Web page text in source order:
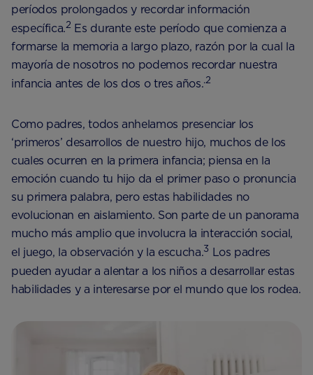
períodos prolongados y recordar información
específica.2 Es durante este período que comienza a
formarse la memoria a largo plazo, razón por la cual la
mayoría de nosotros no podemos recordar nuestra
infancia antes de los dos o tres años..2
Como padres, todos anhelamos presenciar los
‘primeros’ desarrollos de nuestro hijo, muchos de los
cuales ocurren en la primera infancia; piensa en la
emoción cuando tu hijo da el primer paso o pronuncia
su primera palabra, pero estas habilidades no
evolucionan en aislamiento. Son parte de un panorama
mucho más amplio que involucra la interacción social,
el juego, la observación y la escucha.3 Los padres
pueden ayudar a alentar a los niños a desarrollar estas
habilidades y a interesarse por el mundo que los rodea.